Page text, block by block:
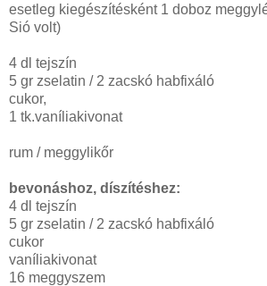
esetleg kiegészítésként 1 doboz
Sió volt)
4 dl tejszín
5 gr zselatin / 2 zacskó habfixáló
cukor,
1 tk.vaníliakivonat
rum / meggylikőr
bevonáshoz, díszítéshez:
4 dl tejszín
5 gr zselatin / 2 zacskó habfixáló
cukor
vaníliakivonat
16 meggyszem